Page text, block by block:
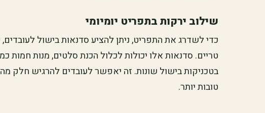
שילוב ירקות בתפריט יומיומי
כדי לשדרג את התפריט, ניתן להציע סדנאות בישול
טריים. סדנאות אלו יכולות לכלול הכנת סלטים, מנות חמות
בטכניקות בישול שונות. זה יאפשר לעובדים להרגיש חלק
טובות יותר.